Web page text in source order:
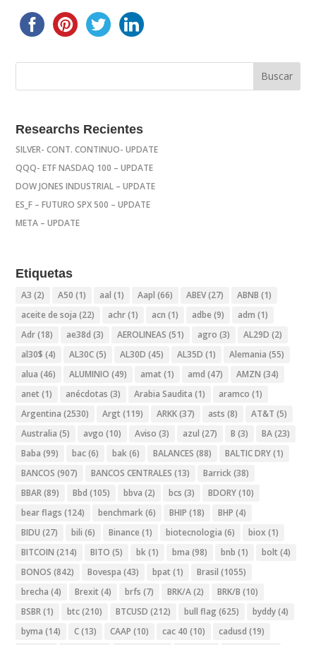
Researchs Recientes
SILVER- CONT. CONTINUO- UPDATE
QQQ- ETF NASDAQ 100 – UPDATE
DOW JONES INDUSTRIAL – UPDATE
ES_F – FUTURO SPX 500 – UPDATE
META – UPDATE
Etiquetas
A3 (2) A50 (1) aal (1) Aapl (66) ABEV(27) ABNB (1)
aceite de soja (22) achr(1) acn (1) adbe (9) adm (1)
Adr(18) ae38d (3) AEROLINEAS (51) agro (3) AL29D (2)
al30$ (4) AL30C(5) AL30D (45) AL35D (1) Alemania (55)
alua (46) ALUMINIO (49) amat (1) amd (47) AMZN (34)
anet (1) anécdotas (3) Arabia Saudita (1) aramco (1)
Argentina (2530) Argt (119) ARKK(37) asts (8) AT&T (5)
Australia (5) avgo (10) Aviso (3) azul (27) B (3) BA(23)
Baba (99) bac(6) bak(6) BALANCES (88) BALTIC DRY(1)
BANCOS (907) BANCOS CENTRALES (13) Barrick(38)
BBAR(89) Bbd (105) bbva (2) bcs (3) BDORY(10)
bear flags (124) benchmark(6) BHIP (18) BHP (4)
BIDU (27) bili (6) Binance (1) biotecnologia (6) biox (1)
BITCOIN (214) BITO (5) bk(1) bma (98) bnb (1) bolt (4)
BONOS (842) Bovespa (43) bpat (1) Brasil (1055)
brecha (4) Brexit (4) brfs (7) BRK/A(2) BRK/B (10)
BSBR(1) btc(210) BTCUSD (212) bull flag (625) byddy(4)
byma (14) C(13) CAAP (10) cac 40 (10) cadusd (19)